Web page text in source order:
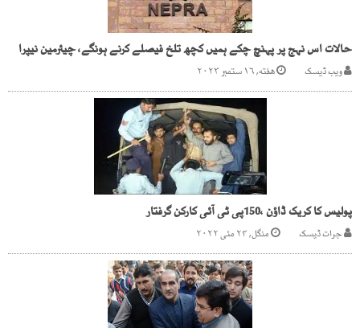
حالات اس نہج پر پہنچ چکے ہمیں کچھ تلخ فیصلے کرنے ہونگے، چیئرمین نیپرا
ویب ڈیسک هفته, ۱۶ ستمبر ۲۰۲۳
پولیس کا کریک ڈاؤن ،150پی ٹی آئی کارکن گرفتار
جرات ڈیسک منگل, ۲۴ مئی ۲۰۲۲